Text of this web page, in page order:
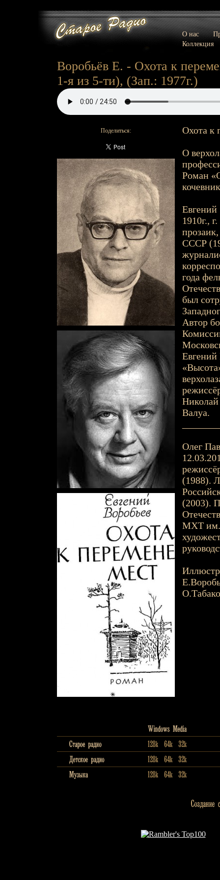
О нас
Коллекция
Воробьёв Е. - Охота к
1-я из 5-ти), (Зап.: 1977г.)
Поделиться: Охота к
О
Роман
Евгений
1910г.,
СССР
года
был
Автор
Евгений
Валуа.
Олег
(1988).
(2003).
МХТ им.